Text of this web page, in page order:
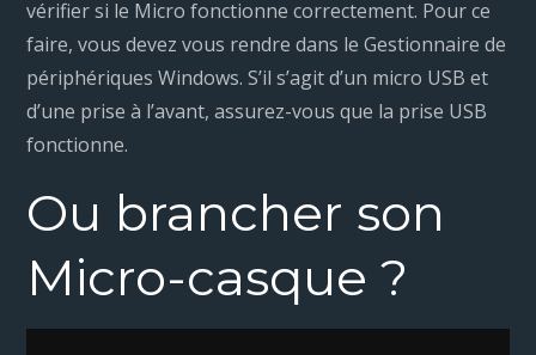
vérifier si le Micro fonctionne correctement. Pour ce
faire, vous devez vous rendre dans le Gestionnaire de
périphériques Windows. S’il s’agit d’un micro USB et
d’une prise à l’avant, assurez-vous que la prise USB
fonctionne.
Ou brancher son
Micro-casque ?